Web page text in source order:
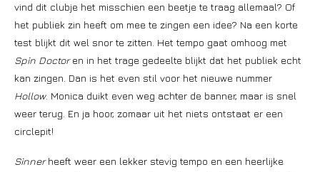
vind dit clubje het misschien een beetje te traag allemaal? Of
het publiek zin heeft om mee te zingen een idee? Na een korte
test blijkt dit wel snor te zitten. Het tempo gaat omhoog met
Spin Doctoren in het trage gedeelte blijkt dat het publiek echt
kan zingen. Dan is het even stil voor het nieuwe nummer
Hollow. Monica duikt even weg achter de banner, maar is snel
weer terug. En ja hoor, zomaar uit het niets ontstaat er een
circlepit!
Sinnerheeft weer een lekker stevig tempo en een heerlijke